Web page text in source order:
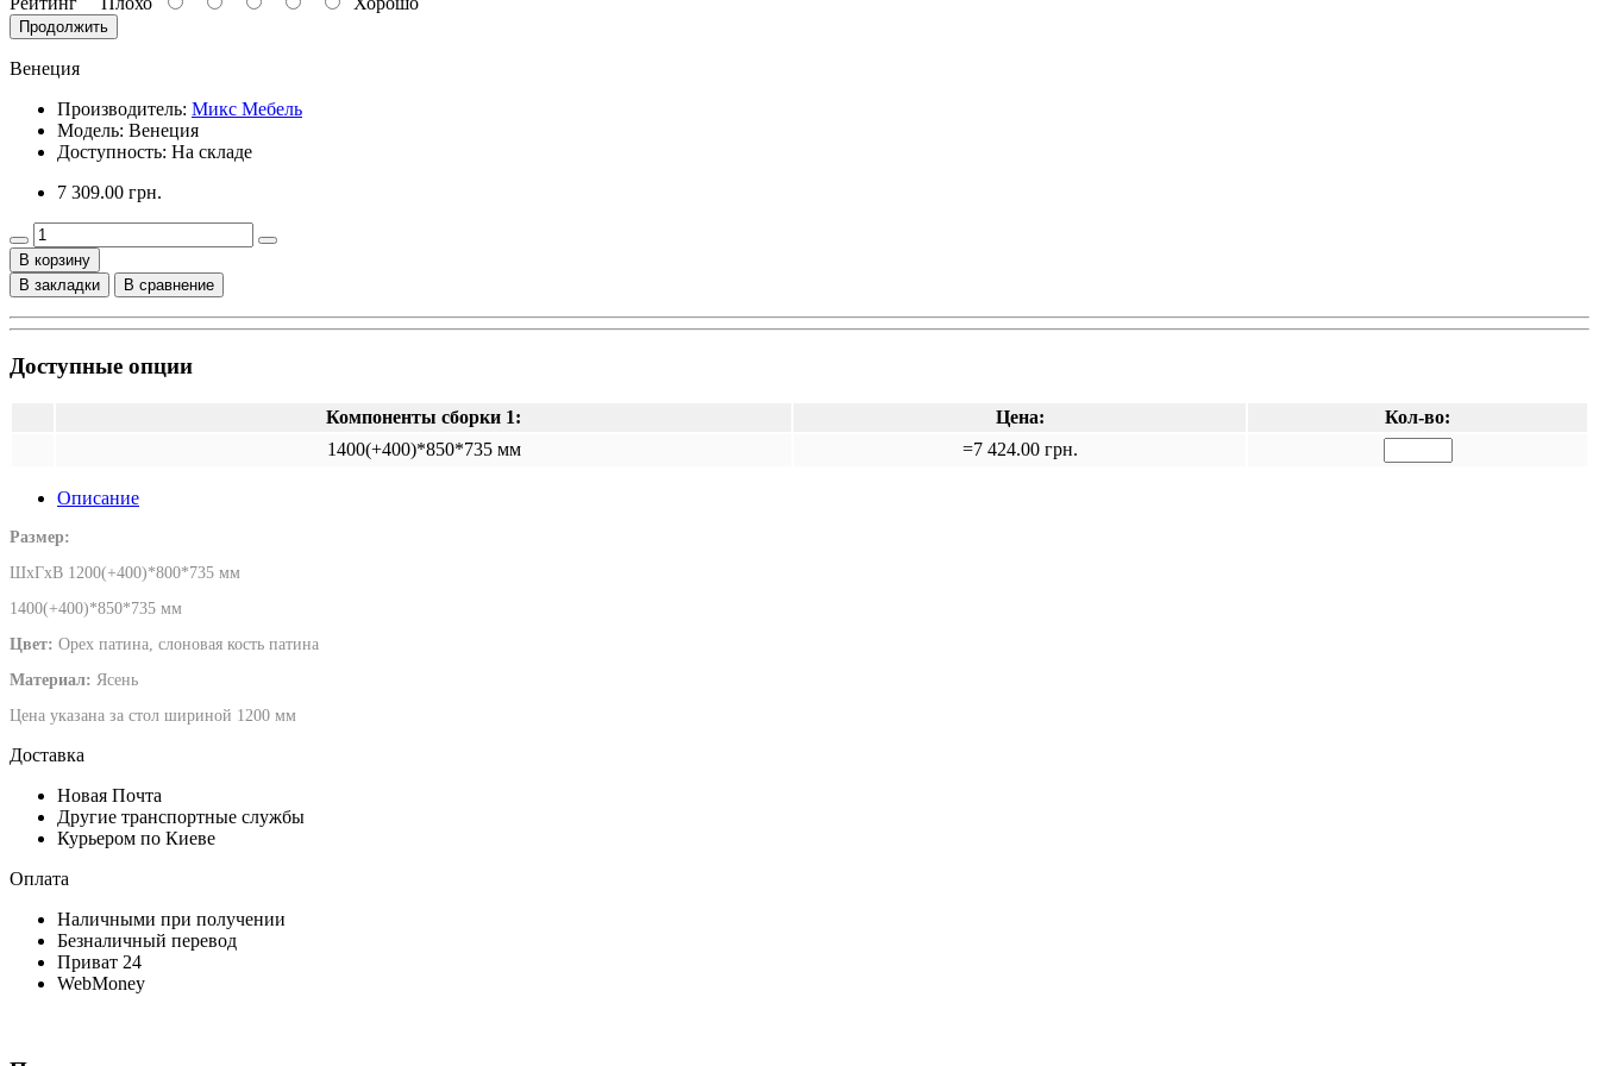
Продолжить
Венеция
Производитель: Микс Мебель
Модель: Венеция
Доступность: На складе
7 309.00 грн.
В корзину
В закладки
В сравнение
Доступные опции
Компоненты сборки 1: Цена:
Кол-во:
1400(+400)*850*735 мм
=7 424.00 грн.
Описание
Размер:
ШхГхВ 1200(+400)*800*735 мм
1400(+400)*850*735 мм
Цвет: Орех патина, слоновая кость патина
Материал: Ясень
Цена указана за стол шириной 1200 мм
Доставка
Новая Почта
Другие транспортные службы
Курьером по Киеве
Оплата
Наличными при получении
Безналичный перевод
Приват 24
WebMoney